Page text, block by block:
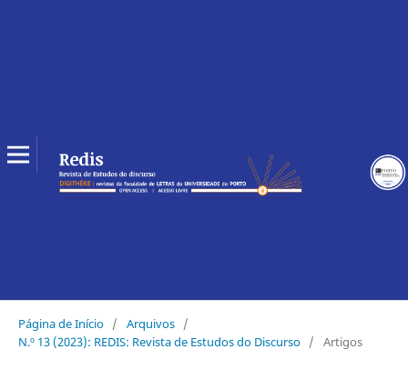
Página de Início / Arquivos /
N.º 13 (2023): REDIS: Revista de Estudos do Discurso / Artigos